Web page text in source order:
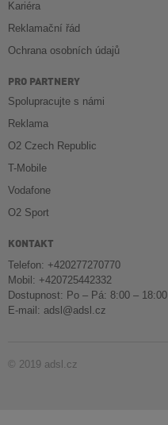
Kariéra
Reklamační řád
Ochrana osobních údajů
PRO PARTNERY
Spolupracujte s námi
Reklama
O2 Czech Republic
T-Mobile
Vodafone
O2 Sport
KONTAKT
Telefon: +420277270770
Mobil: +420725442332
Dostupnost: Po – Pá: 8:00 – 18:00
E-mail: adsl@adsl.cz
© 2019 adsl.cz